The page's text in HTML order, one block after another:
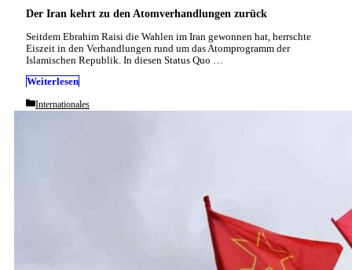
Der Iran kehrt zu den Atomverhandlungen zurück
Seitdem Ebrahim Raisi die Wahlen im Iran gewonnen hat, herrschte
Eiszeit in den Verhandlungen rund um das Atomprogramm der
Islamischen Republik. In diesen Status Quo …
Weiterlesen
Categories
Internationales